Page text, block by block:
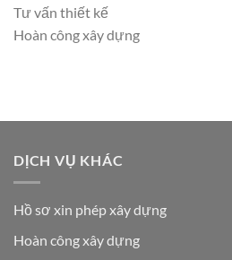
Tư vấn thiết kế
Hoàn công xây dựng
DỊCH VỤ KHÁC
Hồ sơ xin phép xây dựng
Hoàn công xây dựng